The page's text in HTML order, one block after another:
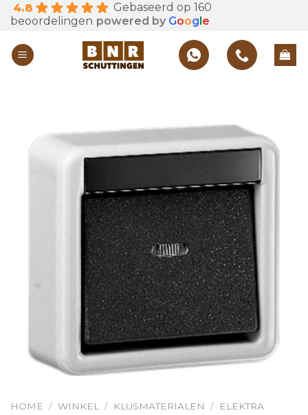
Skip
to
content
4.8
Gebaseerd op 160
beoordelingen powered by Goog e
HOME / WINKEL / KLUSMATERIALEN / ELEKTRA